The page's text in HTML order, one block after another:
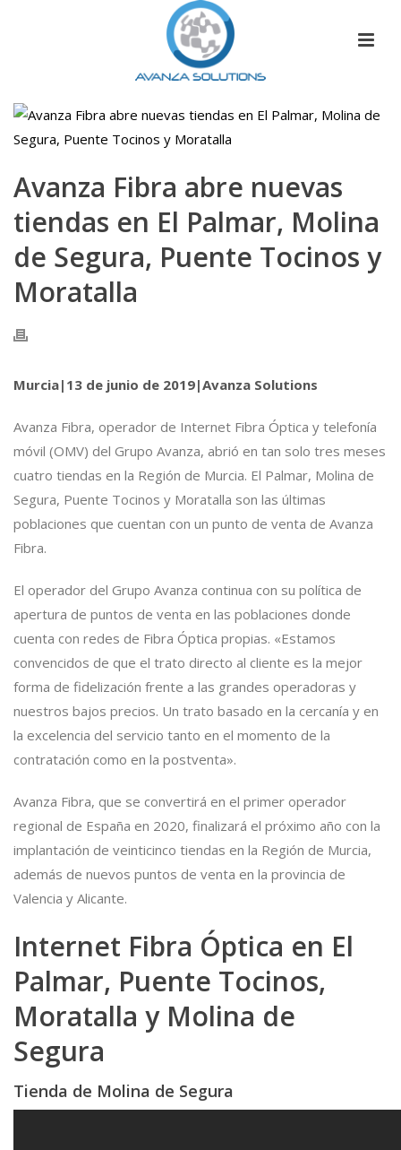
Avanza Fibra abre nuevas
tiendas en El Palmar, Molina
de Segura, Puente Tocinos y
Moratalla
Murcia|13 de junio de 2019|Avanza Solutions
Avanza Fibra, operador de Internet Fibra Óptica y telefonía
móvil (OMV) del Grupo Avanza, abrió en tan solo tres meses
cuatro tiendas en la Región de Murcia. El Palmar, Molina de
Segura, Puente Tocinos y Moratalla son las últimas
poblaciones que cuentan con un punto de venta de Avanza
Fibra.
El operador del Grupo Avanza continua con su política de
apertura de puntos de venta en las poblaciones donde
cuenta con redes de Fibra Óptica propias. «Estamos
convencidos de que el trato directo al cliente es la mejor
forma de fidelización frente a las grandes operadoras y
nuestros bajos precios. Un trato basado en la cercanía y en
la excelencia del servicio tanto en el momento de la
contratación como en la postventa».
Avanza Fibra, que se convertirá en el primer operador
regional de España en 2020, finalizará el próximo año con la
implantación de veinticinco tiendas en la Región de Murcia,
además de nuevos puntos de venta en la provincia de
Valencia y Alicante.
Internet Fibra Óptica en El
Palmar, Puente Tocinos,
Moratalla y Molina de
Segura
Tienda de Molina de Segura